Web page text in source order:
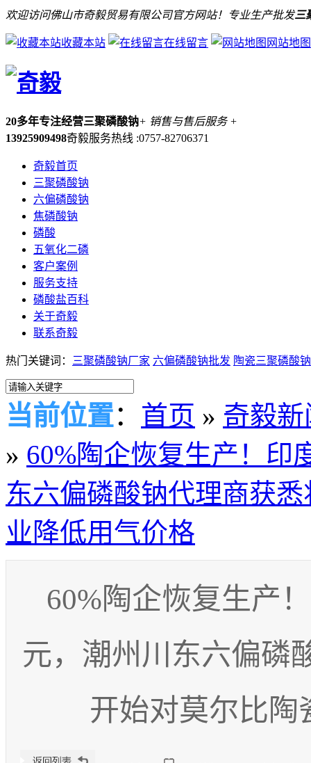
欢迎访问佛山市奇毅贸易有限公司官方网站！专业生产批发三
收藏本站 在线留言 网站地图
20多年专注经营三聚磷酸钠+ 销售与售后服务 +
13925909498奇毅服务热线 :0757-82706371
奇毅首页
三聚磷酸钠
六偏磷酸钠
焦磷酸钠
磷酸
五氧化二磷
客户案例
服务支持
磷酸盐百科
关于奇毅
联系奇毅
热门关键词： 三聚磷酸钠厂家 六偏磷酸钠批发 陶瓷三聚磷酸钠
当前位置： 首页 » 奇毅
» 60%陶企恢复生产！印
东六偏磷酸钠代理商获
业降低用气价格
60%陶企恢复生产
元，潮州川东六偏磷
开始对莫尔比陶